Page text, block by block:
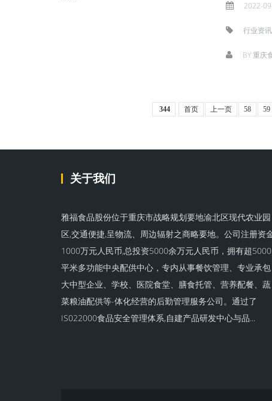
2022-
行业资讯
BY重庆
344 首页 上一页 58 59
关于我们
雅福食品股份位于重庆市战略规划要地渝北区现代农业园
区,交通便捷,呈物流、周边辐射之商略要地。公司注册资
1000万元人民币,总投资5000余万元人民币，拥有超5000
平米多功能中央配供中心，专内从事餐饮管理、专业承包
大中型企业、学校、医院食堂、膳食托管、营养配餐、蔬
菜粮油配供等-体化经营的后勤管理服务公司。通过了
IS022000食品安全管理体系,自建产品研发中心与品...